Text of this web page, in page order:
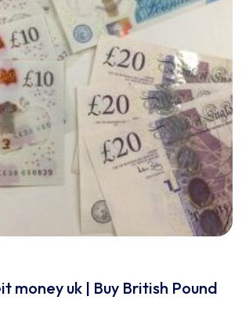
money uk | Buy British Pound